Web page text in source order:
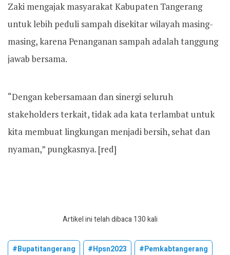
Zaki mengajak masyarakat Kabupaten Tangerang
untuk lebih peduli sampah disekitar wilayah masing-
masing, karena Penanganan sampah adalah tanggung
jawab bersama.
“Dengan kebersamaan dan sinergi seluruh
stakeholders terkait, tidak ada kata terlambat untuk
kita membuat lingkungan menjadi bersih, sehat dan
nyaman,” pungkasnya. [red]
Artikel ini telah dibaca 130 kali
#bupatitangerang #hpsn2023
#pemkabtangerang